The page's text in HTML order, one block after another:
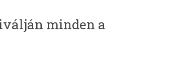
minden a